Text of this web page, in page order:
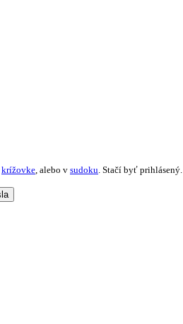
krížovke, alebo v sudoku. Stačí byť prihlásený.